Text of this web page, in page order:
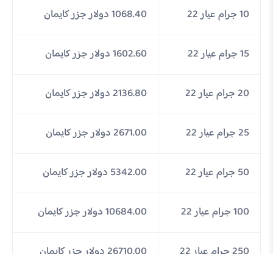
10 جرام عيار 22 1068.40 دولار جزر كايمان
15 جرام عيار 22 1602.60 دولار جزر كايمان
20 جرام عيار 22 2136.80 دولار جزر كايمان
25 جرام عيار 22 2671.00 دولار جزر كايمان
50 جرام عيار 22 5342.00 دولار جزر كايمان
100 جرام عيار 22 10684.00 دولار جزر كايمان